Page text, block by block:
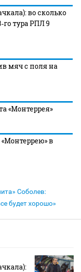
во сколько
тура РПЛ 9
мяч с поля на
«Монтеррея»
в
Соболев:
будет хорошо»